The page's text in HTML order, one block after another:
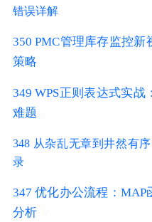
错误详解
350 PMC管理库存监控
策略
349 WPS正则表达式实
难题
348 从杂乱无章到井然有
录
347 优化办公流程：
分析